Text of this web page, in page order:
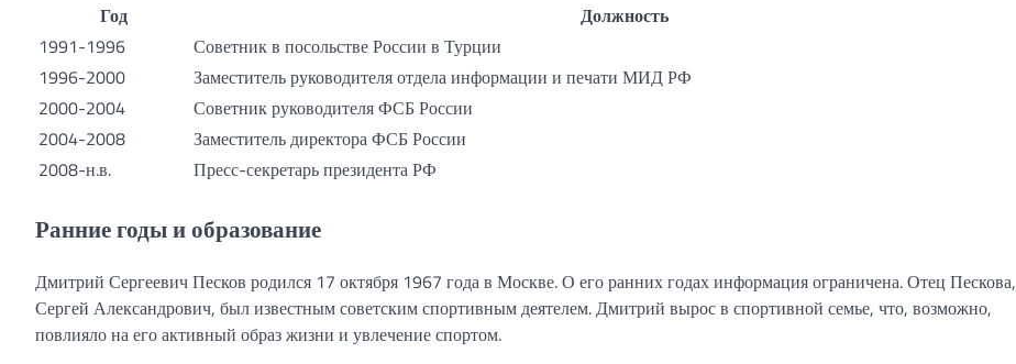
Год
Должность
1991-1996
Советник в посольстве России в Турции
1996-2000
Заместитель руководителя отдела информации и печати МИД РФ
2000-2004
Советник руководителя ФСБ России
2004-2008
Заместитель директора ФСБ России
2008-н.в.
Пресс-секретарь президента РФ
Ранние годы и образование
Дмитрий Сергеевич Песков родился 17 октября 1967 года в Москве. О его ранних годах информация ограничена. Отец Пескова,
Сергей Александрович, был известным советским спортивным деятелем. Дмитрий вырос в спортивной семье, что, возможно,
повлияло на его активный образ жизни и увлечение спортом.